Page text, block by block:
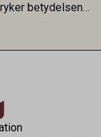
betydelsen